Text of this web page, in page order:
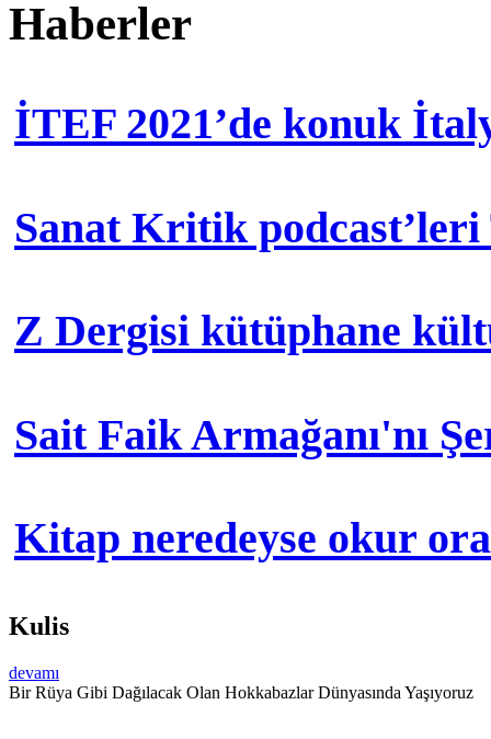
Haberler
İTEF 2021’de konuk
Sanat Kritik podcast’leri
Z Dergisi kütüphane
Sait Faik Armağanı'nı
Kitap neredeyse okur
Kulis
devamı
Bir Rüya Gibi Dağılacak Olan Hokkabazlar Dünyasında Yaşıyoruz